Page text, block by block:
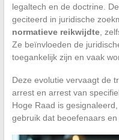
legaltech en de doctrine.
geciteerd in juridische
normatieve reikwijdte,
Ze beïnvloeden de
toegankelijk zijn en vaak
Deze evolutie vervaagt de
arrest en arrest van
Hoge Raad is
gebruik dat beoefenaars